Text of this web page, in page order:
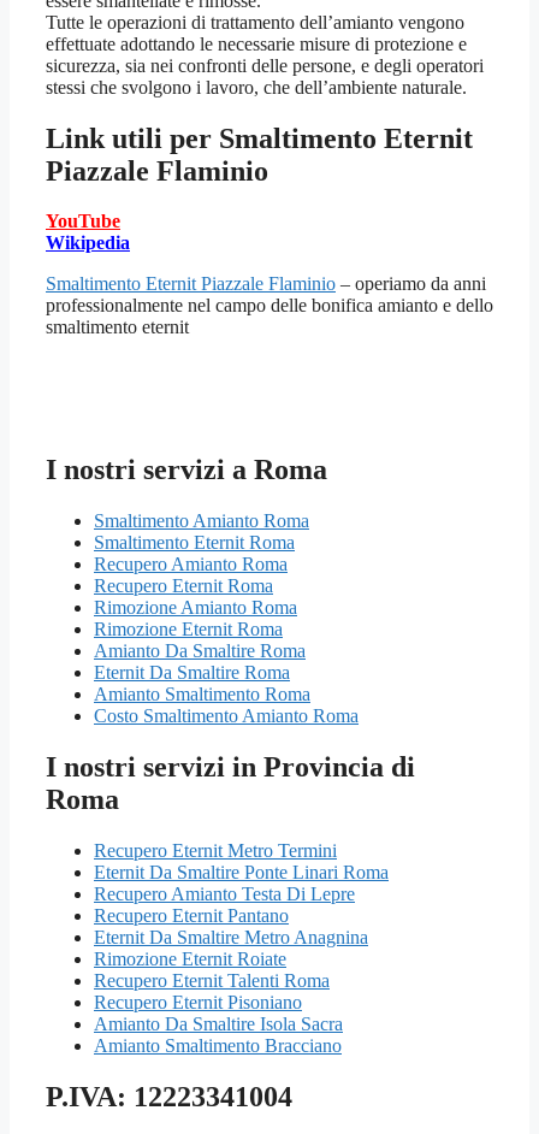
Tutte le operazioni di trattamento dell’amianto vengono
effettuate adottando le necessarie misure di protezione e
sicurezza, sia nei confronti delle persone, e degli operatori
stessi che svolgono i lavoro, che dell’ambiente naturale.
Link utili per Smaltimento Eternit
Piazzale Flaminio
YouTube
Wikipedia
Smaltimento Eternit Piazzale Flaminio – operiamo da anni
professionalmente nel campo delle bonifica amianto e dello
smaltimento eternit
I nostri servizi a Roma
Smaltimento Amianto Roma
Smaltimento Eternit Roma
Recupero Amianto Roma
Recupero Eternit Roma
Rimozione Amianto Roma
Rimozione Eternit Roma
Amianto Da Smaltire Roma
Eternit Da Smaltire Roma
Amianto Smaltimento Roma
Costo Smaltimento Amianto Roma
I nostri servizi in Provincia di
Roma
Recupero Eternit Metro Termini
Eternit Da Smaltire Ponte Linari Roma
Recupero Amianto Testa Di Lepre
Recupero Eternit Pantano
Eternit Da Smaltire Metro Anagnina
Rimozione Eternit Roiate
Recupero Eternit Talenti Roma
Recupero Eternit Pisoniano
Amianto Da Smaltire Isola Sacra
Amianto Smaltimento Bracciano
P.IVA: 12223341004